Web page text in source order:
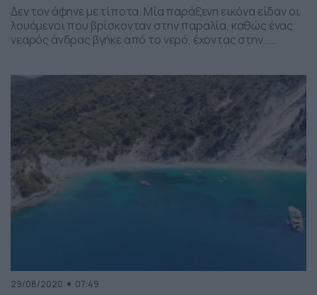
Δεν τον άφηνε με τίποτα. Μία παράξενη εικόνα είδαν οι
λουόμενοι που βρίσκονταν στην παραλία, καθώς ένας
νεαρός άνδρας βγήκε από το νερό, έχοντας στην…
και επίπονη για τον άνδρα. Βλέπετε, ο νεαρός δεν
κρατούσε τον καρχαρία […]
29/08/2020 07:49